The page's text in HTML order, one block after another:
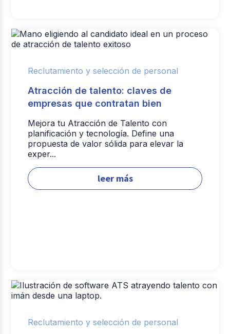
Reclutamiento y selección de personal
Atracción de talento: claves de
empresas que contratan bien
Mejora tu Atracción de Talento con
planificación y tecnología. Define una
propuesta de valor sólida para elevar la
exper...
leer más
Reclutamiento y selección de personal